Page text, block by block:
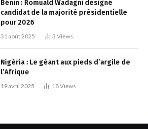
Bénin : Romuald Wadagni désigné
candidat de la majorité présidentielle
pour 2026
31 août 2025 3 Views
Nigéria : Le géant aux pieds d’argile de
l’Afrique
19 avril 2025 18Views